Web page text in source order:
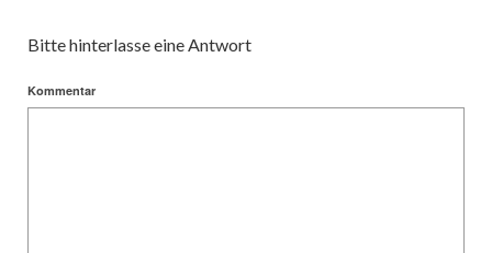
Bitte hinterlasse eine Antwort
Kommentar